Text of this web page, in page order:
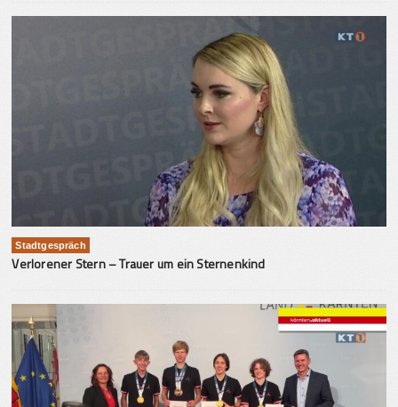
Stadtgespräch
Verlorener Stern – Trauer um ein Sternenkind